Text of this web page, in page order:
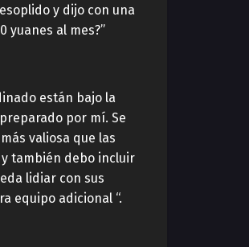
y dijo con una
yuanes al mes?”
están bajo la
por mí. Se
valiosa que las
también debo incluir
lidiar con sus
equipo adicional “.